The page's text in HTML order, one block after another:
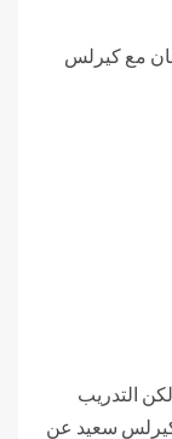
مع كيرلس
التدريب
كيرلس سعيد عن